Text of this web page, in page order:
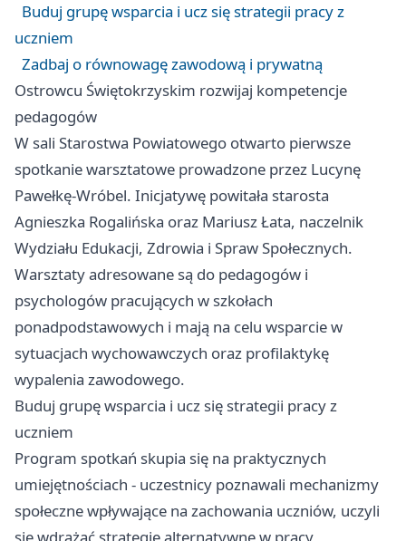
Buduj grupę wsparcia i ucz się strategii pracy z
uczniem
Zadbaj o równowagę zawodową i prywatną
Ostrowcu Świętokrzyskim rozwijaj kompetencje
pedagogów
W sali Starostwa Powiatowego otwarto pierwsze
spotkanie warsztatowe prowadzone przez Lucynę
Pawełkę-Wróbel. Inicjatywę powitała starosta
Agnieszka Rogalińska oraz Mariusz Łata, naczelnik
Wydziału Edukacji, Zdrowia i Spraw Społecznych.
Warsztaty adresowane są do pedagogów i
psychologów pracujących w szkołach
ponadpodstawowych i mają na celu wsparcie w
sytuacjach wychowawczych oraz profilaktykę
wypalenia zawodowego.
Buduj grupę wsparcia i ucz się strategii pracy z
uczniem
Program spotkań skupia się na praktycznych
umiejętnościach - uczestnicy poznawali mechanizmy
społeczne wpływające na zachowania uczniów, uczyli